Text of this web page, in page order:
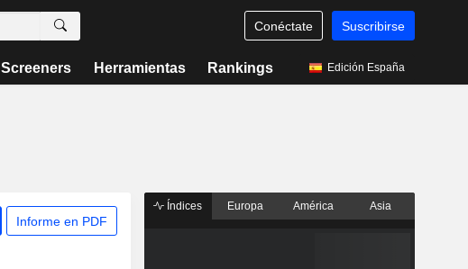
Conéctate Suscribirse
Screeners Herramientas Rankings Edición España
Informe en PDF
Índices Europa América Asia